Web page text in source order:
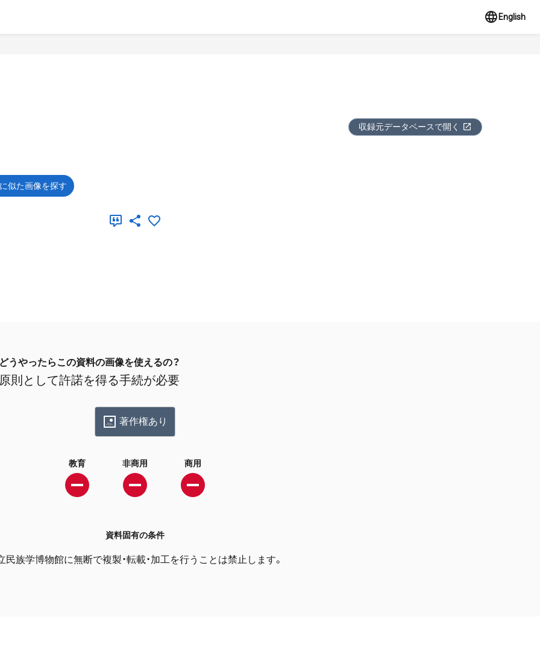
English
収録元データベースで開く
似た画像を探す
どうやったらこの資料の画像を使えるの？
原則として許諾を得る手続が必要
著作権あり
教育 非商用 商用
資料固有の条件
民族学博物館に無断で複製・転載・加工を行うことは禁止します。